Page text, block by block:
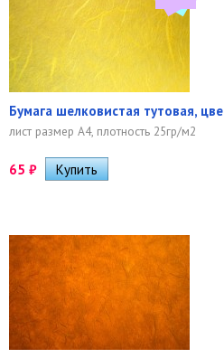
Бумага шелковистая тутовая,
лист размер А4, плотность 25гр/м2
65 ₽